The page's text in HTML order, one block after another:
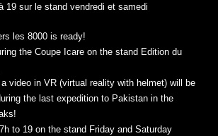
19 sur le stand vendredi et samedi
les 8000 is ready!
the Coupe Icare on the stand Edition du
video in VR (virtual reality with helmet) will be
the last expedition to Pakistan in the
to 19 on the stand Friday and Saturday